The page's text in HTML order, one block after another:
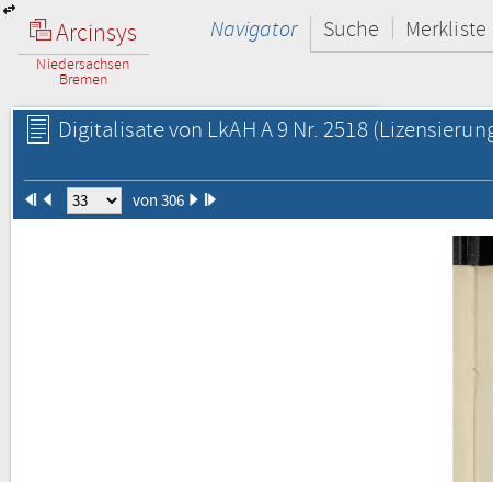
Arcinsys
Niedersachsen
Bremen
Navigator Suche Merkliste
Digitalisate von LkAH A 9 Nr. 2518
von 306